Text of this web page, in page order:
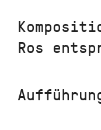
Direkt
Inhalt
Ros